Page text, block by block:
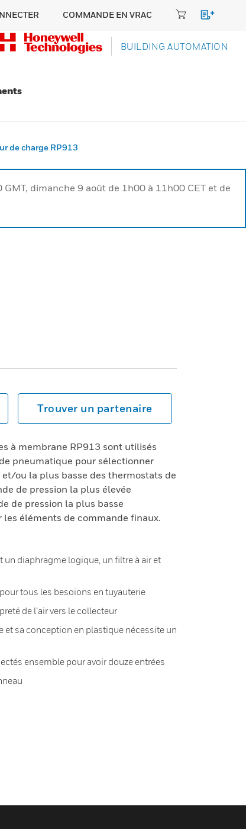
COMMANDE EN VRAC
BUILDING AUTOMATION
de charge RP913
dimanche 9 août de 1h00 à 11h00 CET et de
Trouver un partenaire
à membrane RP913 sont utilisés
pneumatique pour sélectionner
ou la plus basse des thermostats de
de pression la plus élevée
de pression la plus basse
éléments de commande finaux.
un diaphragme logique, un filtre à air et
tous les besoions en tuyauterie
de l’air vers le collecteur
et sa conception en plastique nécessite un
ensemble pour avoir douze entrées